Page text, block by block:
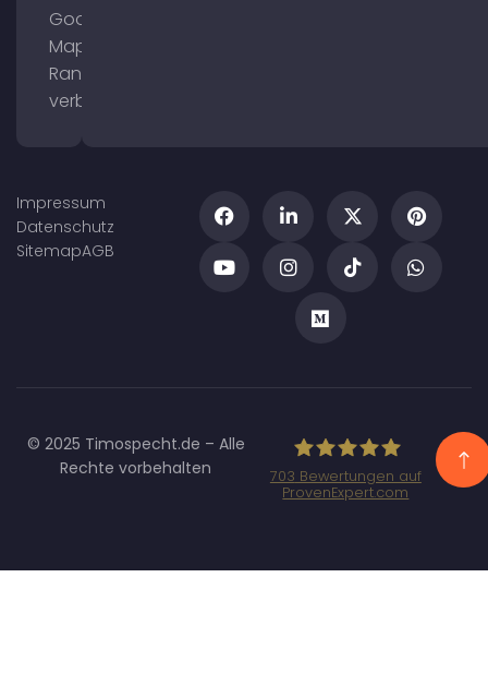
Google
Maps
Ranking
verbessern
Impressum
Datenschutz
SitemapAGB
© 2025 Timospecht.de – Alle
Rechte vorbehalten
Marketing GmbH
703 Bewertungen auf
ProvenExpert.com